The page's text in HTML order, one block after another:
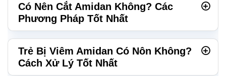
Có Nên Cắt Amidan Không? Các
Phương Pháp Tốt Nhất
Trẻ Bị Viêm Amidan Có Nôn Không?
Cách Xử Lý Tốt Nhất